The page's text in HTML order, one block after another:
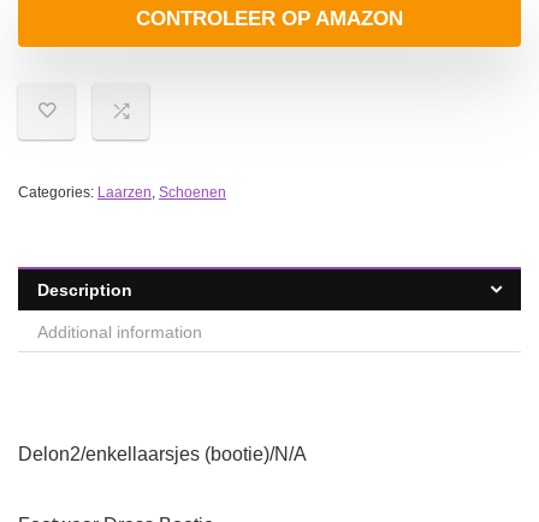
CONTROLEER OP AMAZON
Categories: Laarzen, Schoenen
Description
Additional information
Delon2/enkellaarsjes (bootie)/N/A